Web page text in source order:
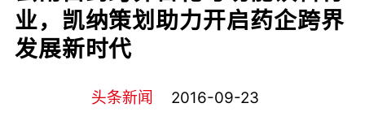
业，凯纳策划助力开启药企跨界
发展新时代
头条新闻 2016-09-23